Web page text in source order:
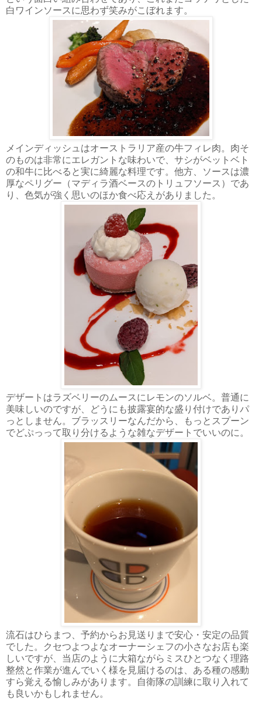
白ワインソースに思わず笑みがこぼれます。
メインディッシュはオーストラリア産の牛フィレ肉。肉そ
のものは非常にエレガントな味わいで、サシがベットベト
の和牛に比べると実に綺麗な料理です。他方、ソースは濃
厚なペリグー（マディラ酒ベースのトリュフソース）であ
り、色気が強く思いのほか食べ応えがありました。
デザートはラズベリーのムースにレモンのソルベ。普通に
美味しいのですが、どうにも披露宴的な盛り付けでありパ
っとしません。ブラッスリーなんだから、もっとスプーン
でどぷっって取り分けるような雑なデザートでいいのに。
流石はひらまつ、予約からお見送りまで安心・安定の品質
でした。クセつよつよなオーナーシェフの小さなお店も楽
しいですが、当店のように大箱ながらミスひとつなく理路
整然と作業が進んでいく様を見届けるのは、ある種の感動
すら覚える愉しみがあります。自衛隊の訓練に取り入れて
も良いかもしれません。